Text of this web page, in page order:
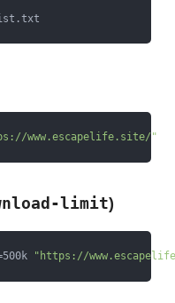
www.escapelife.site/"
limit)
"https://